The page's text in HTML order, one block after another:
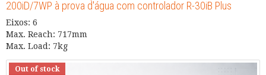
200iD/7WP à prova d'água com controlador R-30iB Plus
Eixos: 6
Max. Reach: 717mm
Max. Load: 7kg
Out of stock